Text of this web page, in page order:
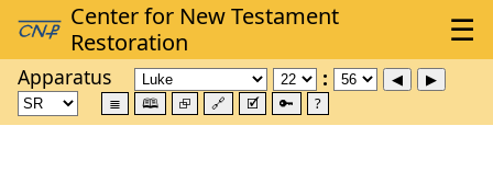
Apparatus
≣ 🕮 ⮺ 🔗 🗹 🔑 ?